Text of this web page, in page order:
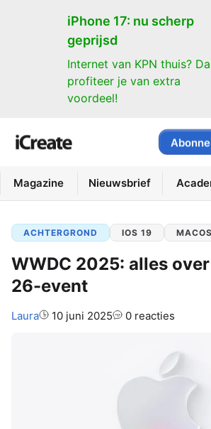
iPhone 17: nu scherp
geprijsd
Internet van KPN thuis?
profiteer je van extra
voordeel!
Magazine Nieuwsbrief
ACHTERGROND IOS 19
WWDC 2025: alles
26-event
Auteur:
Laura 10 juni 2025 0 reacties